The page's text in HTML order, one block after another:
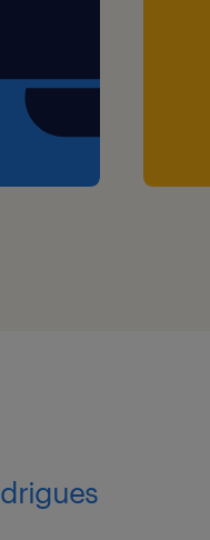
most equitable
with a wide range of